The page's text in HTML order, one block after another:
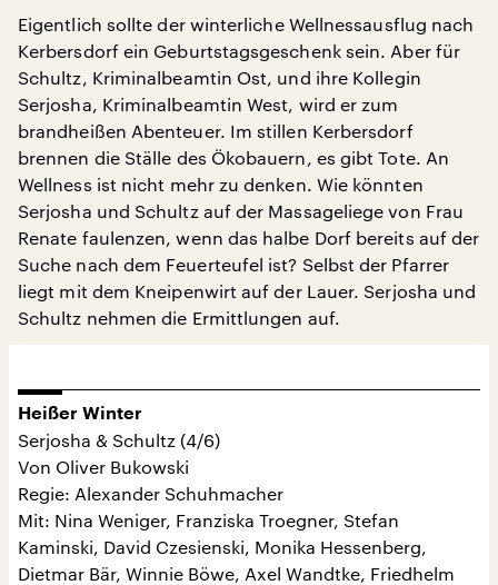
Eigentlich sollte der winterliche Wellnessausflug nach
Kerbersdorf ein Geburtstagsgeschenk sein. Aber für
Schultz, Kriminalbeamtin Ost, und ihre Kollegin
Serjosha, Kriminalbeamtin West, wird er zum
brandheißen Abenteuer. Im stillen Kerbersdorf
brennen die Ställe des Ökobauern, es gibt Tote. An
Wellness ist nicht mehr zu denken. Wie könnten
Serjosha und Schultz auf der Massageliege von Frau
Renate faulenzen, wenn das halbe Dorf bereits auf der
Suche nach dem Feuerteufel ist? Selbst der Pfarrer
liegt mit dem Kneipenwirt auf der Lauer. Serjosha und
Schultz nehmen die Ermittlungen auf.
Heißer Winter
Serjosha & Schultz (4/6)
Von Oliver Bukowski
Regie: Alexander Schuhmacher
Mit: Nina Weniger, Franziska Troegner, Stefan
Kaminski, David Czesienski, Monika Hessenberg,
Dietmar Bär, Winnie Böwe, Axel Wandtke, Friedhelm